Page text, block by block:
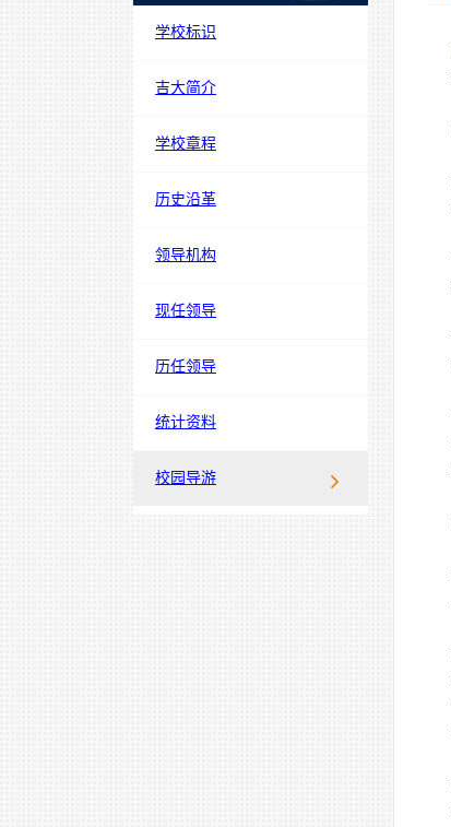
学校标识
吉大简介
学校章程
历史沿革
领导机构
现任领导
历任领导
统计资料
校园导游